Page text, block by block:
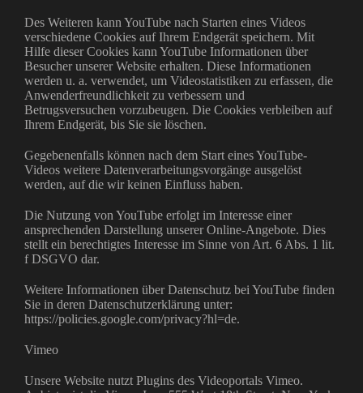
Des Weiteren kann YouTube nach Starten eines Videos
verschiedene Cookies auf Ihrem Endgerät speichern. Mit
Hilfe dieser Cookies kann YouTube Informationen über
Besucher unserer Website erhalten. Diese Informationen
werden u. a. verwendet, um Videostatistiken zu erfassen, die
Anwenderfreundlichkeit zu verbessern und
Betrugsversuchen vorzubeugen. Die Cookies verbleiben auf
Ihrem Endgerät, bis Sie sie löschen.
Gegebenenfalls können nach dem Start eines YouTube-
Videos weitere Datenverarbeitungsvorgänge ausgelöst
werden, auf die wir keinen Einfluss haben.
Die Nutzung von YouTube erfolgt im Interesse einer
ansprechenden Darstellung unserer Online-Angebote. Dies
stellt ein berechtigtes Interesse im Sinne von Art. 6 Abs. 1 lit.
f DSGVO dar.
Weitere Informationen über Datenschutz bei YouTube finden
Sie in deren Datenschutzerklärung unter:
https://policies.google.com/privacy?hl=de.
Vimeo
Unsere Website nutzt Plugins des Videoportals Vimeo.